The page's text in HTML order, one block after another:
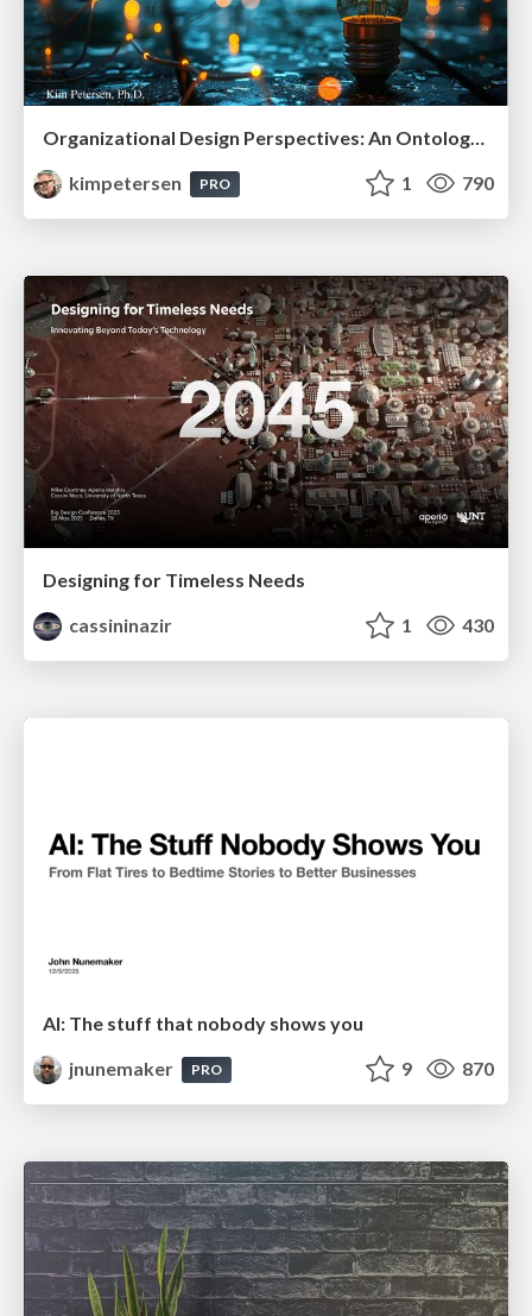
Organizational Design Perspectives: An Ontology of Organizational Design Elements
kimpetersen
PRO 1 790
Designing for Timeless Needs
cassininazir
1 430
AI: The stuff that nobody shows you
jnunemaker
PRO 9 870